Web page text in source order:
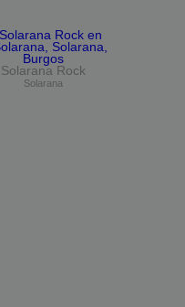
Solarana Rock
Solarana